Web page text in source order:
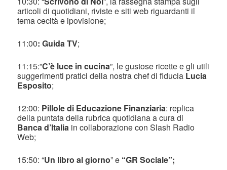
articoli di quotidiani, riviste e siti web riguardanti il
tema cecità e ipovisione;
11:00: Guida TV;
11:15:”C’è luce in cucina”, le gustose ricette e gli utili
suggerimenti pratici della nostra chef di fiducia Lucia
Esposito;
12:00: Pillole di Educazione Finanziaria: replica
della puntata della rubrica quotidiana a cura di
Banca d’Italia in collaborazione con Slash Radio
Web;
15:50: “Un libro al giorno” e “GR Sociale”;